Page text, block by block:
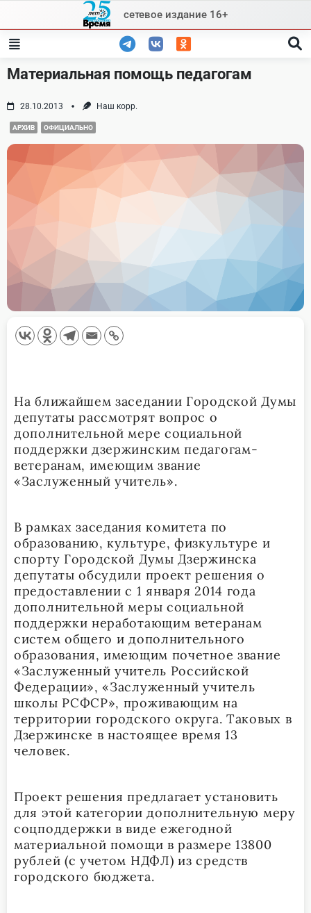
content
сетевое издание 16+
Материальная помощь педагогам
28.10.2013 Наш корр.
АРХИВ ОФИЦИАЛЬНО
На ближайшем заседании Городской Думы
депутаты рассмотрят вопрос о
дополнительной мере социальной
поддержки дзержинским педагогам-
ветеранам, имеющим звание
«Заслуженный учитель».
В рамках заседания комитета по
образованию, культуре, физкультуре и
спорту Городской Думы Дзержинска
депутаты обсудили проект решения о
предоставлении с 1 января 2014 года
дополнительной меры социальной
поддержки неработающим ветеранам
систем общего и дополнительного
образования, имеющим почетное звание
«Заслуженный учитель Российской
Федерации», «Заслуженный учитель
школы РСФСР», проживающим на
территории городского округа. Таковых в
Дзержинске в настоящее время 13
человек.
Проект решения предлагает установить
для этой категории дополнительную меру
соцподдержки в виде ежегодной
материальной помощи в размере 13800
рублей (с учетом НДФЛ) из средств
городского бюджета.